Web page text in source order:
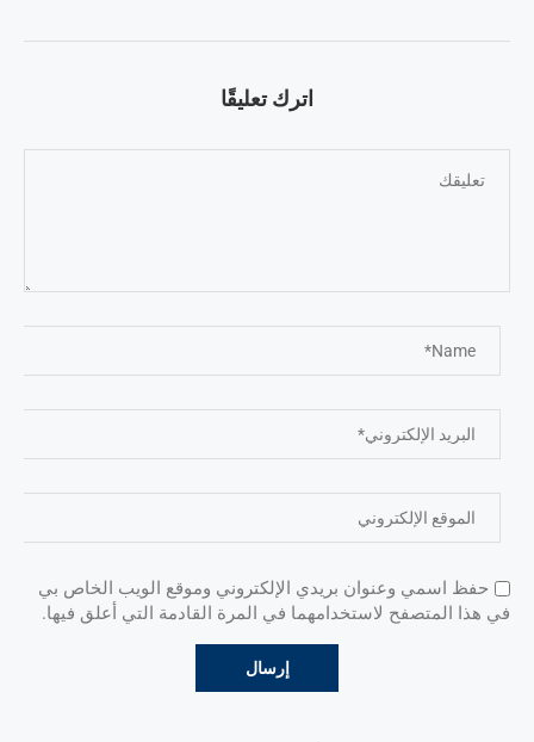
اترك تعليقًا
حفظ اسمي وعنوان بريدي الإلكتروني وموقع الويب الخاص بي
في هذا المتصفح لاستخدامهما في المرة القادمة التي أعلق فيها.